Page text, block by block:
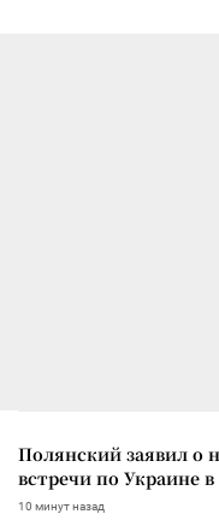
Полянский заявил о
встречи по Украине
10 минут назад